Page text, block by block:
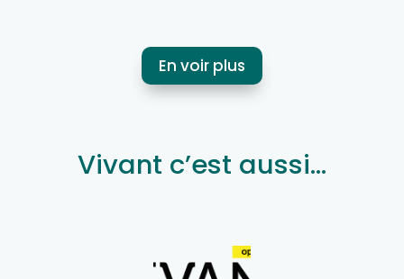
En voir plus
Vivant c’est aussi…